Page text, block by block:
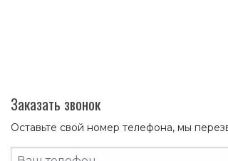
Заказать звонок
Оставьте свой номер телефона, мы